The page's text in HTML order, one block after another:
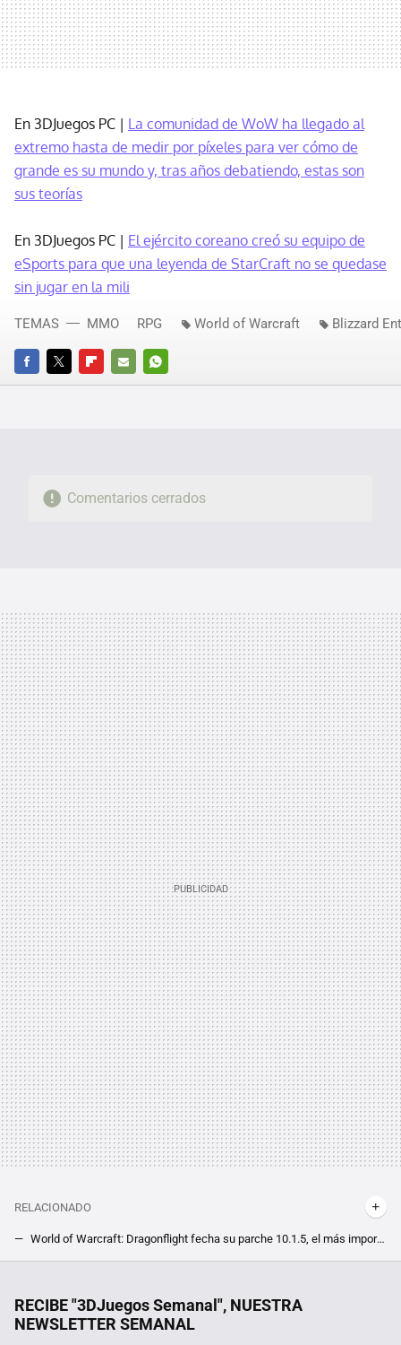
En 3DJuegos PC | La comunidad de WoW ha llegado al
extremo hasta de medir por píxeles para ver cómo de
grande es su mundo y, tras años debatiendo, estas son
sus teorías
En 3DJuegos PC | El ejército coreano creó su equipo de
eSports para que una leyenda de StarCraft no se quedase
sin jugar en la mili
FACEBOOKTWITTERFLIPBOARD
E-
WHATSAPP
TEMAS MMO RPG World of Warcraft Blizzard
Comentarios cerrados
RELACIONADO
World of Warcraft: Dragonflight fecha su parche 10.1.5, el más importante y lleno de contenido de su temporada 2
RECIBE "3DJuegos Semanal", NUESTRA
NEWSLETTER SEMANAL